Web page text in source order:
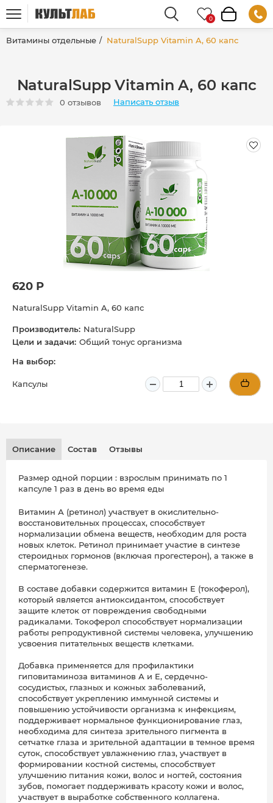
Витамины отдельные NaturalSupp Vitamin A, 60 капс
NaturalSupp Vitamin A, 60 капс
0 отзывов Написать отзыв
620 Р
NaturalSupp Vitamin A, 60 капс
Производитель: NaturalSupp
Цели и задачи: Общий тонус организма
На выбор:
Капсулы
Описание Состав Отзывы
Размер одной порции : взрослым принимать по 1
капсуле 1 раз в день во время еды
Витамин А (ретинол) участвует в окислительно-
восстановительных процессах, способствует
нормализации обмена веществ, необходим для роста
новых клеток. Ретинол принимает участие в синтезе
стероидных гормонов (включая прогестерон), а также в
сперматогенезе.
В составе добавки содержится витамин Е (токоферол),
который является антиоксидантом, способствует
защите клеток от повреждения свободными
радикалами. Токоферол способствует нормализации
работы репродуктивной системы человека, улучшению
усвоения питательных веществ клетками.
Добавка применяется для профилактики
гиповитаминоза витаминов А и Е, сердечно-
сосудистых, глазных и кожных заболеваний,
способствует укреплению иммунной системы и
повышению устойчивости организма к инфекциям,
поддерживает нормальное функционирование глаз,
необходима для синтеза зрительного пигмента в
сетчатке глаза и зрительной адаптации в темное время
суток, способствует увлажнению глаз, участвует в
формировании костной системы, способствует
улучшению питания кожи, волос и ногтей, состояния
зубов, помогает поддерживать красоту кожи и волос,
участвует в выработке собственного коллагена.